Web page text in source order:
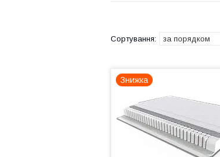
Знижка